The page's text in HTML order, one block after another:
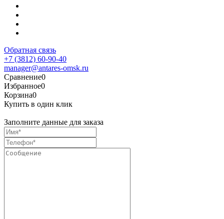
Обратная связь
+7 (3812) 60-90-40
manager@antares-omsk.ru
Сравнение0
Избранное0
Корзина0
Купить в один клик
Заполните данные для заказа